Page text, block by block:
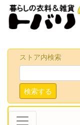
ストア内検索
検索する